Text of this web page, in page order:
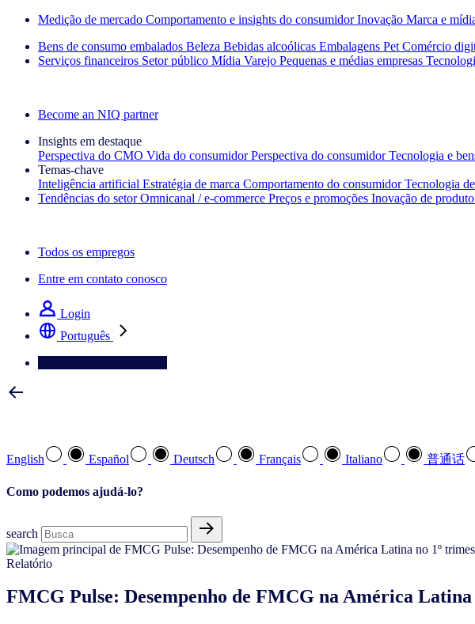
Medição de mercado Comportamento e insights do consumidor Inovação Marca e
Bens de consumo embalados Beleza Bebidas alcoólicas Embalagens Pet Comércio
Serviços financeiros Setor público Mídia Varejo Pequenas e médias empresas
Become an NIQ partner
Insights em destaque
Perspectiva do CMO Vida do consumidor Perspectiva do consumidor Tecnologia e
Temas‑chave
Inteligência artificial Estratégia de marca Comportamento do consumidor Tecnologia
Tendências do setor Omnicanal / e‑commerce Preços e promoções Inovação de produto
Todos os empregos
Entre em contato conosco
Login
Português
English Español Deutsch Français Italiano 普通话
Como podemos ajudá-lo?
search
Relatório
FMCG Pulse: Desempenho de FMCG na América Latina